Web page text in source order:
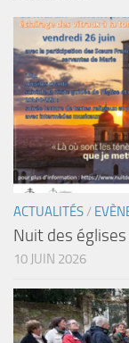
ACTUALITÉS/
Nuit des églises
10 JUIN 2026